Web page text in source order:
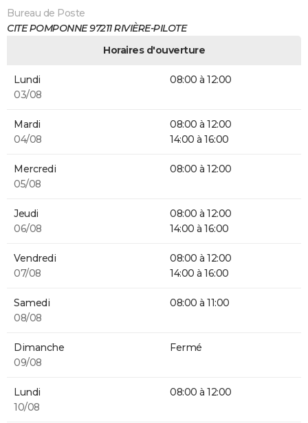
Bureau de Poste
CITE POMPONNE 97211 RIVIÈRE-PILOTE
Horaires d'ouverture
Lundi
03/08
08:00 à 12:00
Mardi
04/08
08:00 à 12:00
14:00 à 16:00
Mercredi
05/08
08:00 à 12:00
Jeudi
06/08
08:00 à 12:00
14:00 à 16:00
Vendredi
07/08
08:00 à 12:00
14:00 à 16:00
Samedi
08/08
08:00 à 11:00
Dimanche
09/08
Fermé
Lundi
10/08
08:00 à 12:00